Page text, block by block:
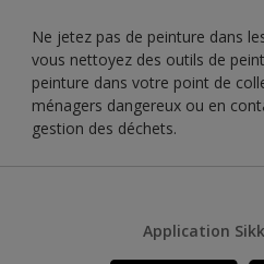
Ne jetez pas de peinture dans
vous nettoyez des outils de
peinture dans votre point de
ménagers dangereux ou en
gestion des déchets.
Application